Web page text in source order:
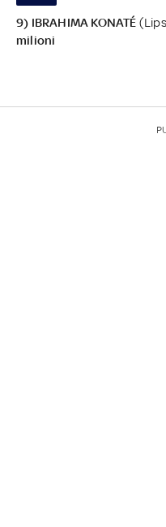
9) IBRAHIMA KONATÉ
milioni